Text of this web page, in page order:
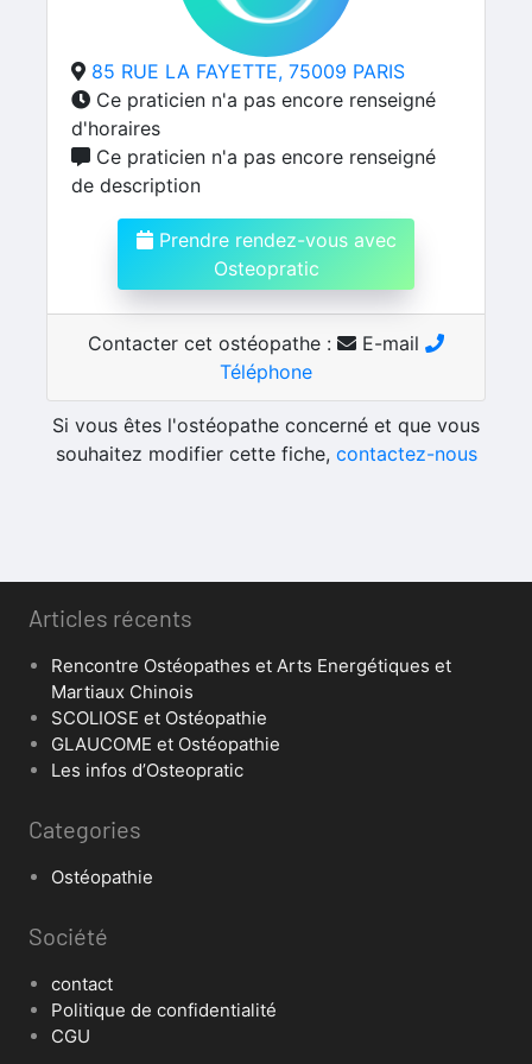
85 RUE LA FAYETTE, 75009 PARIS
Ce praticien n'a pas encore renseigné
d'horaires
Ce praticien n'a pas encore renseigné
de description
Prendre rendez-vous avec
Osteopratic
Contacter cet ostéopathe :
E-mail
Téléphone
Si vous êtes l'ostéopathe concerné et que vous
souhaitez modifier cette fiche, contactez-nous
Articles récents
Rencontre Ostéopathes et Arts Energétiques et
Martiaux Chinois
SCOLIOSE et Ostéopathie
GLAUCOME et Ostéopathie
Les infos d’Osteopratic
Categories
Ostéopathie
Société
contact
Politique de confidentialité
CGU